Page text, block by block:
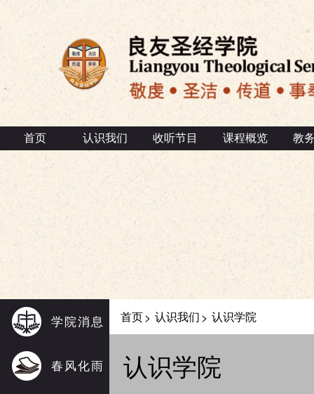
首页 认识我们 收听节目 课程概览 教
学院消息
春风化雨
首页> 认识我们> 认识学院
认识学院